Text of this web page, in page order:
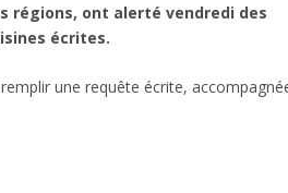
régions, ont alerté vendredi des
écrites.
une requête écrite,